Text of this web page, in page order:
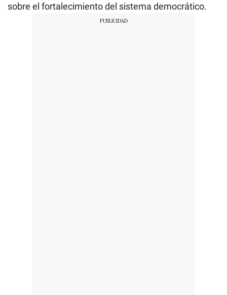
sobre el fortalecimiento del sistema democrático.